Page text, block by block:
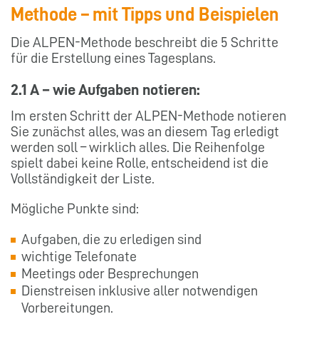
Methode – mit Tipps und Beispielen
Die ALPEN-Methode beschreibt die 5 Schritte
für die Erstellung eines Tagesplans.
2.1 A – wie Aufgaben notieren:
Im ersten Schritt der ALPEN-Methode notieren
Sie zunächst alles, was an diesem Tag erledigt
werden soll – wirklich alles. Die Reihenfolge
spielt dabei keine Rolle, entscheidend ist die
Vollständigkeit der Liste.
Mögliche Punkte sind:
Aufgaben, die zu erledigen sind
wichtige Telefonate
Meetings oder Besprechungen
Dienstreisen inklusive aller notwendigen
Vorbereitungen.